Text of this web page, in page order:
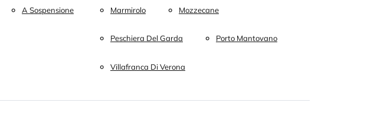
A Sospensione Marmirolo Mozzecane
Peschiera Del Garda Porto Mantovano
Villafranca Di Verona